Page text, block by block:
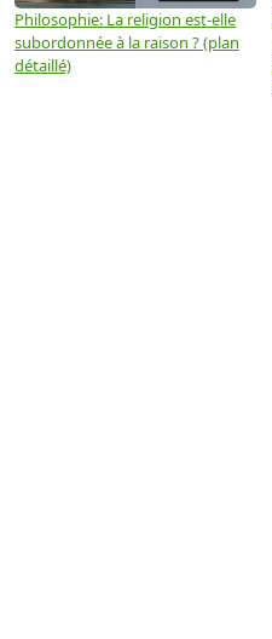
Philosophie: La religion est-elle
subordonnée à la raison ? (plan
détaillé)